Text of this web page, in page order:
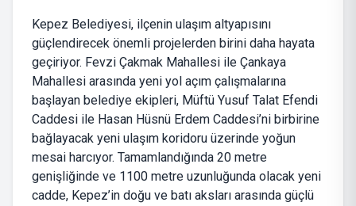
Kepez Belediyesi, ilçenin ulaşım altyapısını
güçlendirecek önemli projelerden birini daha hayata
geçiriyor. Fevzi Çakmak Mahallesi ile Çankaya
Mahallesi arasında yeni yol açım çalışmalarına
başlayan belediye ekipleri, Müftü Yusuf Talat Efendi
Caddesi ile Hasan Hüsnü Erdem Caddesi’ni birbirine
bağlayacak yeni ulaşım koridoru üzerinde yoğun
mesai harcıyor. Tamamlandığında 20 metre
genişliğinde ve 1100 metre uzunluğunda olacak yeni
cadde, Kepez’in doğu ve batı aksları arasında güçlü